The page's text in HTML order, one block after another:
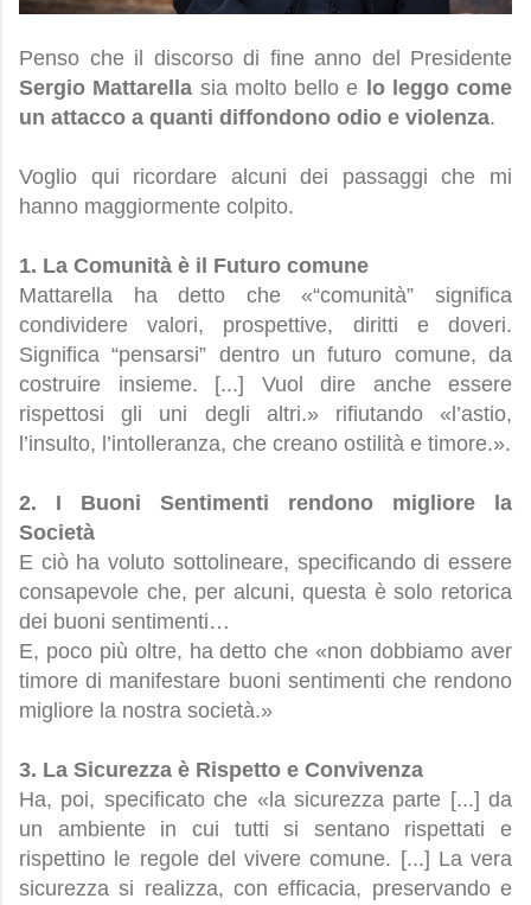
Penso che il discorso di fine anno del Presidente
Sergio Mattarella sia molto bello e lo leggo come
un attacco a quanti diffondono odio e violenza.
Voglio qui ricordare alcuni dei passaggi che mi
hanno maggiormente colpito.
1. La Comunità è il Futuro comune
Mattarella ha detto che «“comunità” significa
condividere valori, prospettive, diritti e doveri.
Significa “pensarsi” dentro un futuro comune, da
costruire insieme. [...] Vuol dire anche essere
rispettosi gli uni degli altri.» rifiutando «l’astio,
l’insulto, l’intolleranza, che creano ostilità e timore.».
2. I Buoni Sentimenti rendono migliore la
Società
E ciò ha voluto sottolineare, specificando di essere
consapevole che, per alcuni, questa è solo retorica
dei buoni sentimenti…
E, poco più oltre, ha detto che «non dobbiamo aver
timore di manifestare buoni sentimenti che rendono
migliore la nostra società.»
3. La Sicurezza è Rispetto e Convivenza
Ha, poi, specificato che «la sicurezza parte [...] da
un ambiente in cui tutti si sentano rispettati e
rispettino le regole del vivere comune. [...] La vera
sicurezza si realizza, con efficacia, preservando e